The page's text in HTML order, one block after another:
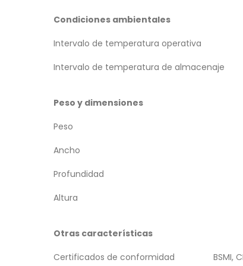
Condiciones ambientales
Intervalo de temperatura operativa
Intervalo de temperatura de almacenaje
Peso y dimensiones
Peso
Ancho
Profundidad
Altura
Otras características
Certificados de conformidad
BSMI,